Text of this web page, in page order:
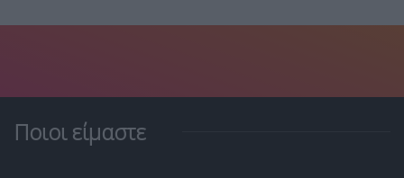
Ποιοι είμαστε